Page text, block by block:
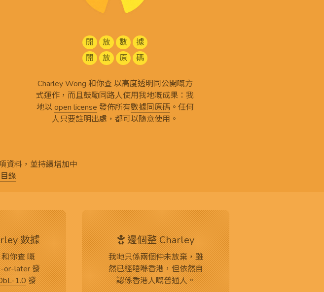
開 放 數
據
開
放 原 碼
Charley Wong 和你查 以高度透明同公開嘅方
式運作，而且鼓勵同路人使用我地嘅成果：我
地以open license 發佈所有數據同原碼。任何
人只要註明出處，都可以隨意使用。
資料，並持續增加中
錄
數據
你查 嘅
or-later發
1.0發
邊個整 Charley
我哋只係兩個仲未放棄，雖
然已經唔喺香港，但依然自
認係香港人嘅普通人。